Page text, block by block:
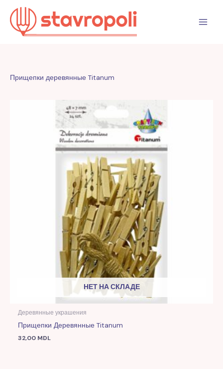
Перейти
содержимому
Прищепки деревянные Titanum
НЕТ НА СКЛАДЕ
Деревянные украшения
Прищепки Деревянные Titanum
32,00 MDL